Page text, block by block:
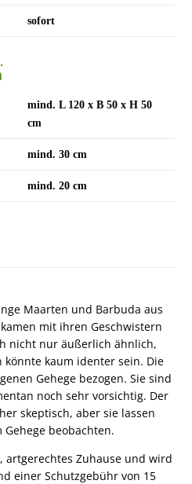
sofort
mind. L 120 x B 50 x H 50
cm
mind. 30 cm
mind. 20 cm
Maarten und Barbuda aus
mit ihren Geschwistern
nicht nur äußerlich ähnlich,
kaum identer sein. Die
Gehege bezogen. Sie sind
noch sehr vorsichtig. Der
skeptisch, aber sie lassen
beobachten.
artgerechtes Zuhause und wird
einer Schutzgebühr von 15